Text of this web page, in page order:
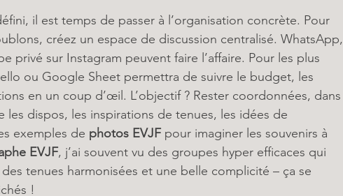
il est temps de passer à l’organisation concrète. Pour
créez un espace de discussion centralisé. WhatsApp,
privé sur Instagram peuvent faire l’affaire. Pour les plus
ou Google Sheet permettra de suivre le budget, les
en un coup d’œil. L’objectif ? Rester coordonnées, dans
les dispos, les inspirations de tenues, les idées de
exemples de photos EVJF pour imaginer les souvenirs à
EVJF, j’ai souvent vu des groupes hyper efficaces qui
tenues harmonisées et une belle complicité – ça se
!